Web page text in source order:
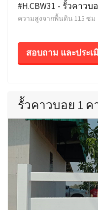
#H.CBW31 - รั้วคาว
ความสูงจากพื้นดิน 115 ซม
สอบถาม และประเ
รั้วคาวบอย 1